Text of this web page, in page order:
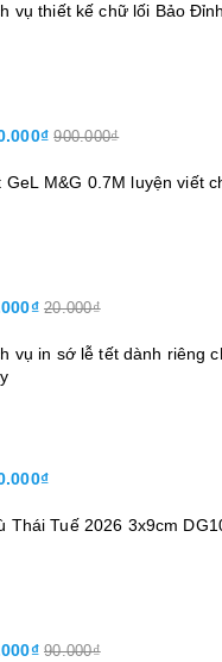
vụ thiết kế chữ lối Bảo
900.000₫
GeL M&G 0.7M luyện viết
20.000₫
vụ in sớ lễ tết dành riêng
Thái Tuế 2026 3x9cm
90.000₫